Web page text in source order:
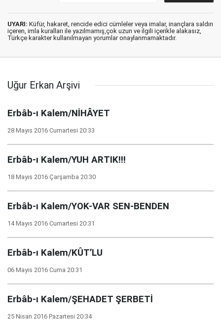
UYARI: Küfür, hakaret, rencide edici cümleler veya imalar, inançlara saldırı
içeren, imla kuralları ile yazılmamış,çok uzun ve ilgili içerikle alakasız,
Türkçe karakter kullanılmayan yorumlar onaylanmamaktadır.
Uğur Erkan Arşivi
Erbâb-ı Kalem/NİHÂYET
28 Mayıs 2016 Cumartesi 20:33
Erbâb-ı Kalem/YUH ARTIK!!!
18 Mayıs 2016 Çarşamba 20:30
Erbâb-ı Kalem/YOK-VAR SEN-BENDEN
14 Mayıs 2016 Cumartesi 20:31
Erbâb-ı Kalem/KÛT’LU
06 Mayıs 2016 Cuma 20:31
Erbâb-ı Kalem/ŞEHADET ŞERBETİ
25 Nisan 2016 Pazartesi 20:34